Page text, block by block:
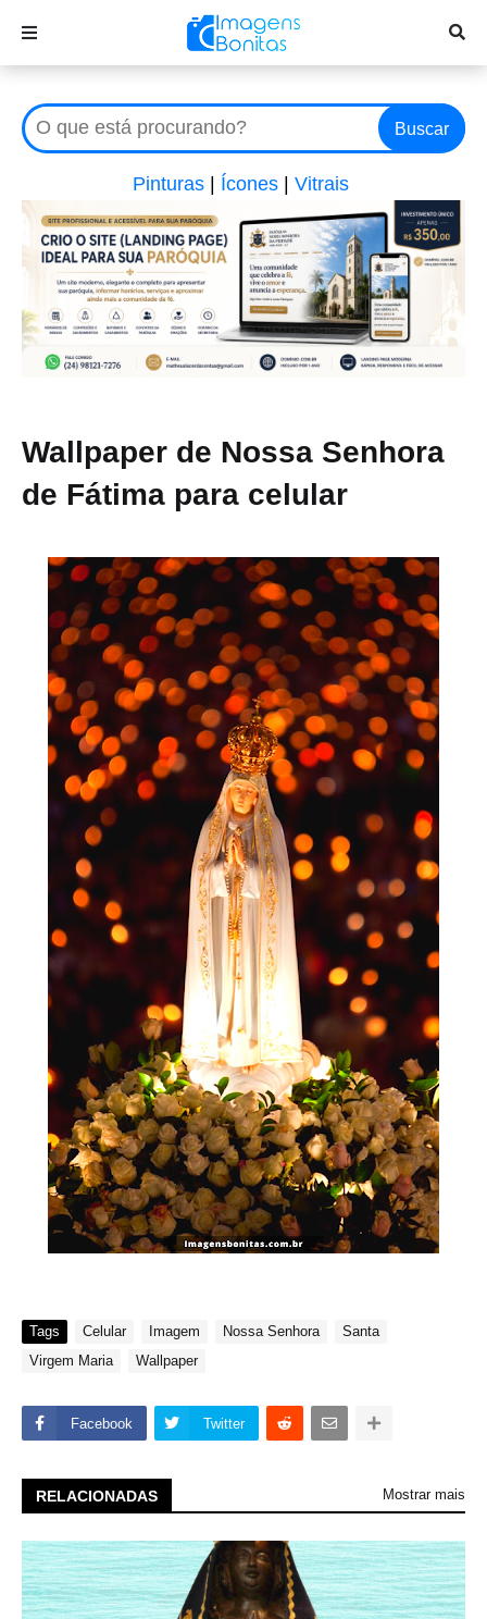
Buscar
Pinturas Ícones Vitrais
Wallpaper de Nossa Senhora
de Fátima para celular
Tags Celular Imagem Nossa Senhora
Santa
Virgem Maria
Wallpaper
Facebook Twitter
RELACIONADAS Mostrar mais